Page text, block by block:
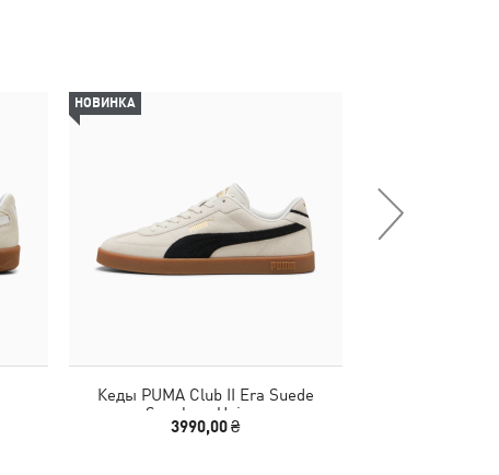
НОВИНКА
Кеды PUMA Club II Era Suede
Sneakers Unisex
3990,00 ₴